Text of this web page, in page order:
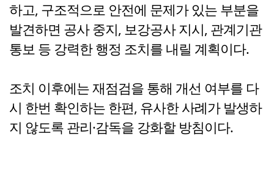
하고, 구조적으로 안전에 문제가 있는 부분을
발견하면 공사 중지, 보강공사 지시, 관계기관
통보 등 강력한 행정 조치를 내릴 계획이다.
조치 이후에는 재점검을 통해 개선 여부를 다
시 한번 확인하는 한편, 유사한 사례가 발생하
지 않도록 관리·감독을 강화할 방침이다.